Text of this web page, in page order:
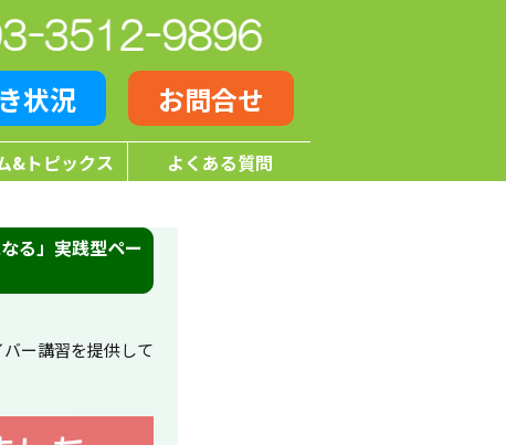
状況 お問合せ
&トピックス よくある質問
る」実践型ペー
ー講習を提供して